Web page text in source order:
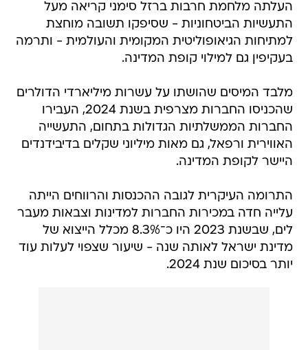
העלתה מלחמת חרבות ברזל סימני קריאה מעל
התעשיות הביטחוניות - שסיפקו תשובה מוחצת
למתיחות הגיאופוליטית המקומית והעולמית - ותרמה
בעקיפין גם למילוי קופת המדינה.
מלבד המיסים שהושתו על עשרות מיליארדי הדולרים
שהכניסו החברות מצרפית בשנת 2024, העבירו
החברות הממשלתיות הגדולות בתחום, התעשייה
האווירית ורפאל, גם מאות מיליוני שקלים בדיבידנדים
היישר לקופת המדינה.
התרומה העיקרית לגובה ההכנסות והרווחים הייתה
עלייה חדה במכירות החברות למדינות וצבאות מעבר
לים, שבשנת 2023 היו כ־8.3% מכלל הייצוא של
מדינת ישראל לאותה שנה - שיעור שצפוי לעלות עוד
יותר בסיכום שנת 2024.